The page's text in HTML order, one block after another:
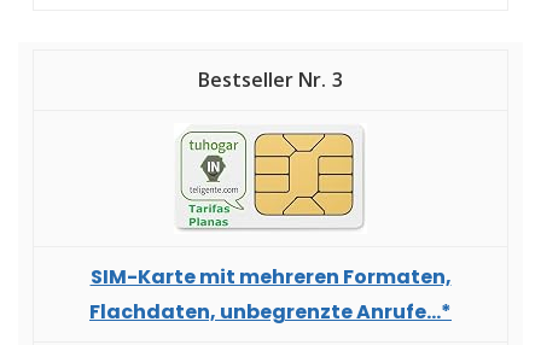
3
SIM-Karte mit mehreren Formaten,
Flachdaten, unbegrenzte Anrufe...*